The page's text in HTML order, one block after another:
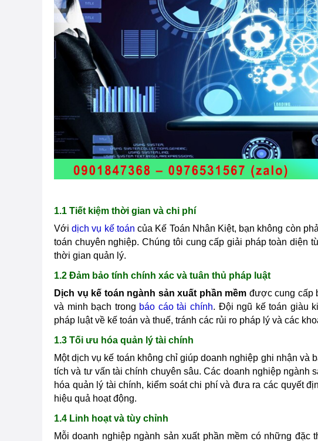
1.1 Tiết kiệm thời gian và chi phí
Vớidịch vụ kế toán của Kế Toán Nhân Kiệt, bạn không còn
toán chuyên nghiệp. Chúng tôi cung cấp giải pháp toàn diện
thời gian quản lý.
1.2 Đảm bảo tính chính xác và tuân thủ pháp luật
Dịch vụ kế toán ngành sản xuất phần mềm được cung cấp
và minh bạch trong báo cáo tài chính. Đội ngũ kế toán giàu
pháp luật về kế toán và thuế, tránh các rủi ro pháp lý và các
1.3 Tối ưu hóa quản lý tài chính
Một dịch vụ kế toán không chỉ giúp doanh nghiệp ghi nhận và
tích và tư vấn tài chính chuyên sâu. Các doanh nghiệp ngành
hóa quản lý tài chính, kiểm soát chi phí và đưa ra các quyết
hiệu quả hoạt động.
1.4 Linh hoạt và tùy chỉnh
Mỗi doanh nghiệp ngành sản xuất phần mềm có những